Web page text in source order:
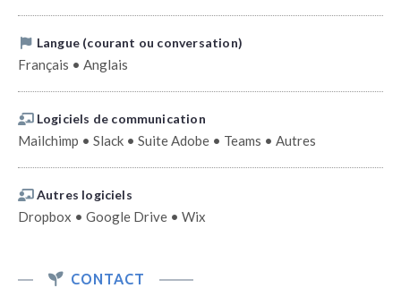
Langue (courant ou conversation)
Français • Anglais
Logiciels de communication
Mailchimp • Slack • Suite Adobe • Teams • Autres
Autres logiciels
Dropbox • Google Drive • Wix
CONTACT